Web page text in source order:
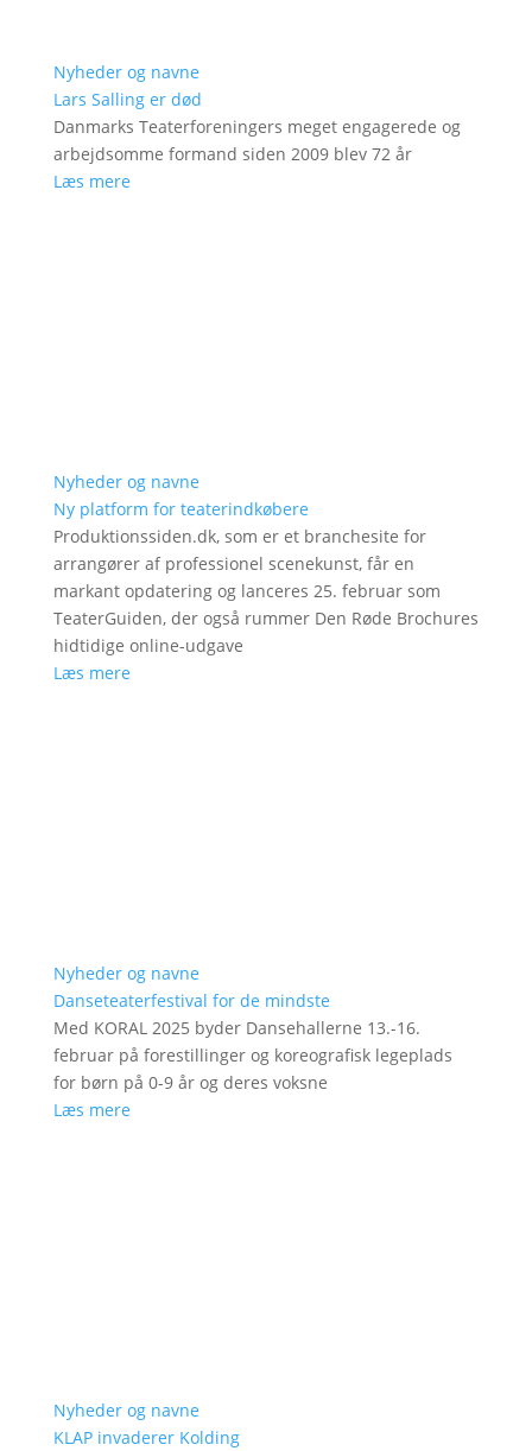
Nyheder og navne
Lars Salling er død
Danmarks Teaterforeningers meget engagerede og
arbejdsomme formand siden 2009 blev 72 år
Læs mere
Nyheder og navne
Ny platform for teaterindkøbere
Produktionssiden.dk, som er et branchesite for
arrangører af professionel scenekunst, får en
markant opdatering og lanceres 25. februar som
TeaterGuiden, der også rummer Den Røde Brochures
hidtidige online-udgave
Læs mere
Nyheder og navne
Danseteaterfestival for de mindste
Med KORAL 2025 byder Dansehallerne 13.-16.
februar på forestillinger og koreografisk legeplads
for børn på 0-9 år og deres voksne
Læs mere
Nyheder og navne
KLAP invaderer Kolding